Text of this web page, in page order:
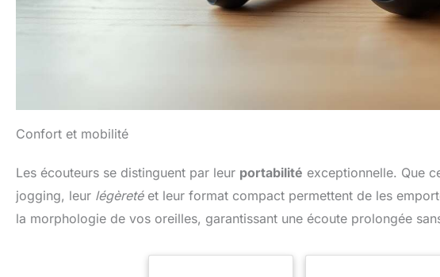
Confort et mobilité
Les écouteurs se distinguent par leur portabilité exceptionnelle. Que
jogging, leur légèretéet leur format compact permettent de les
la morphologie de vos oreilles, garantissant une écoute prolongée